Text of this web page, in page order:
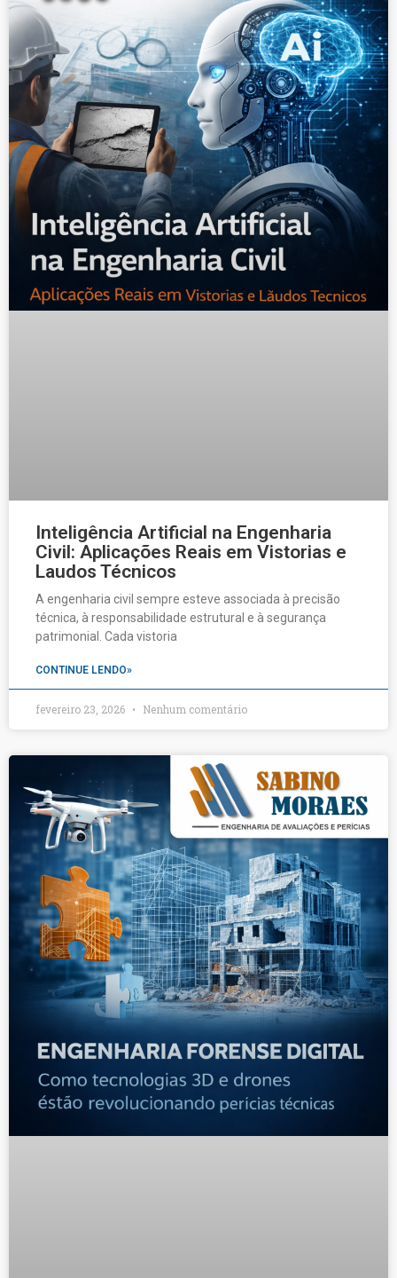
Inteligência Artificial na Engenharia
Civil: Aplicações Reais em Vistorias e
Laudos Técnicos
A engenharia civil sempre esteve associada à precisão
técnica, à responsabilidade estrutural e à segurança
patrimonial. Cada vistoria
CONTINUE LENDO»
fevereiro 23, 2026 Nenhum comentário